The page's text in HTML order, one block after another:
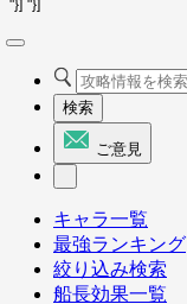
"}] "}]
検索
ご意見
キャラ一覧
最強ランキング
絞り込み検索
船長効果一覧